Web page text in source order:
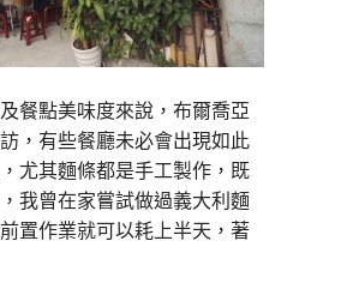
餐點美味度來說，布爾喬亞
，有些餐廳未必會出現如此
尤其麵條都是手工製作，既
我曾在家嘗試做過義大利麵
置作業就可以耗上半天，著